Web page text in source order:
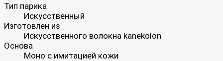
Тип парика
Искусственный
Изготовлен из
Искусственного волокна kanekolon
Основа
Моно с имитацией кожи